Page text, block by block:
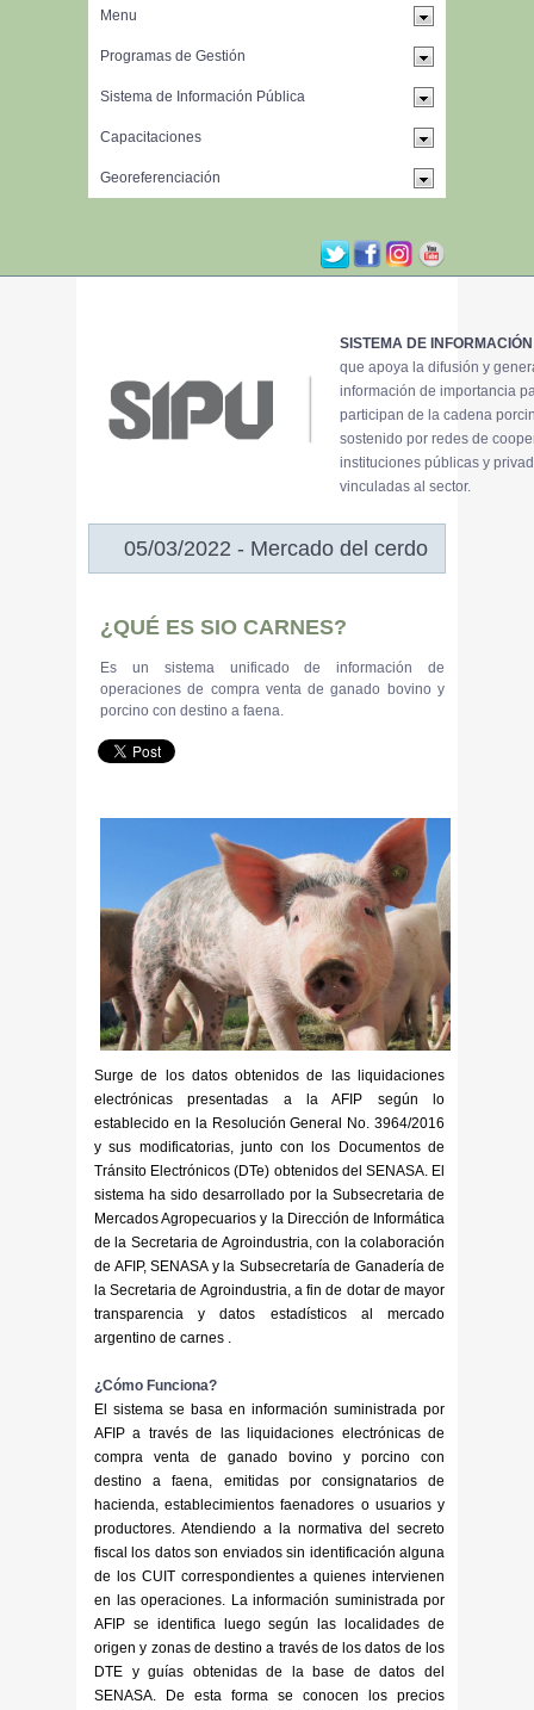
SISTEMA DE
que apoya la difusión y
información de importancia
participan de la cadena
sostenido por redes de
instituciones públicas y
vinculadas al sector.
05/03/2022 - Mercado del cerdo
¿QUÉ ES SIO CARNES?
Es un sistema unificado de información de
operaciones de compra venta de ganado bovino y
porcino con destino a faena.
Surge de los datos obtenidos de las liquidaciones
electrónicas presentadas a la AFIP según lo
establecido en la Resolución General No. 3964/2016
y sus modificatorias, junto con los Documentos de
Tránsito Electrónicos (DTe) obtenidos del SENASA. El
sistema ha sido desarrollado por la Subsecretaria de
Mercados Agropecuarios y la Dirección de Informática
de la Secretaria de Agroindustria, con la colaboración
de AFIP, SENASA y la Subsecretaría de Ganadería de
la Secretaria de Agroindustria, a fin de dotar de mayor
transparencia y datos estadísticos al mercado
argentino de carnes .
¿Cómo Funciona?
El sistema se basa en información suministrada por
AFIP a través de las liquidaciones electrónicas de
compra venta de ganado bovino y porcino con
destino a faena, emitidas por consignatarios de
hacienda, establecimientos faenadores o usuarios y
productores. Atendiendo a la normativa del secreto
fiscal los datos son enviados sin identificación alguna
de los CUIT correspondientes a quienes intervienen
en las operaciones. La información suministrada por
AFIP se identifica luego según las localidades de
origen y zonas de destino a través de los datos de los
DTE y guías obtenidas de la base de datos del
SENASA. De esta forma se conocen los precios